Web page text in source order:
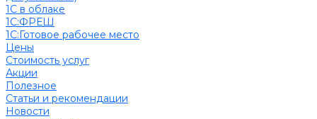
1С в облаке
1С:ФРЕШ
1C:Готовое рабочее место
Цены
Стоимость услуг
Акции
Полезное
Cтатьи и рекомендации
Новости